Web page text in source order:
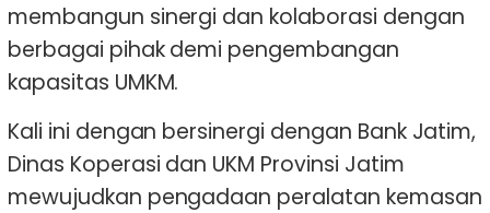
membangun sinergi dan kolaborasi dengan
berbagai pihak demi pengembangan
kapasitas UMKM.
Kali ini dengan bersinergi dengan Bank Jatim,
Dinas Koperasi dan UKM Provinsi Jatim
mewujudkan pengadaan peralatan kemasan